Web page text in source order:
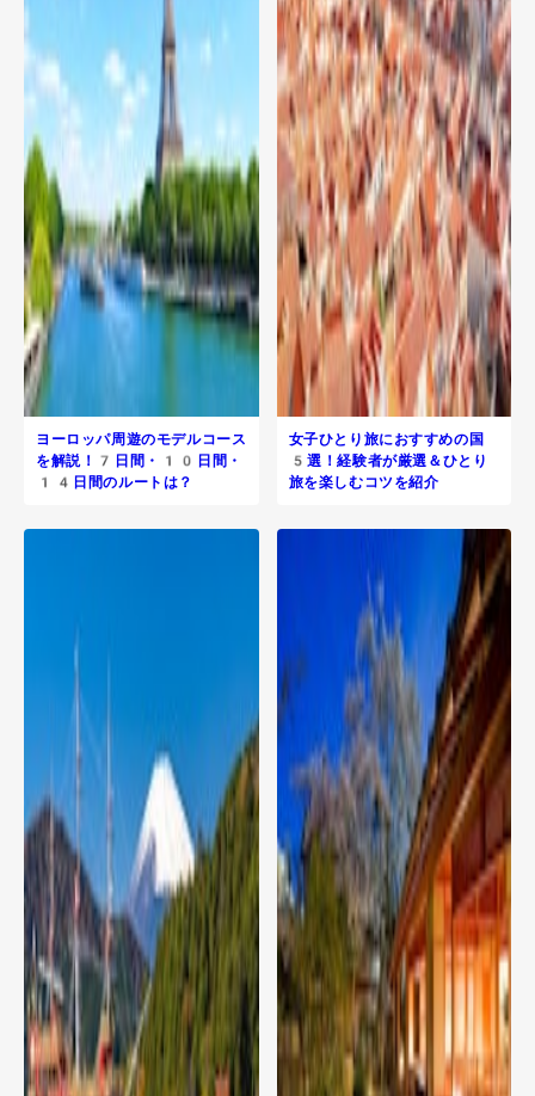
ヨーロッパ周遊のモデルコース
を解説！7日間・10日間・
14日間のルートは？
女子ひとり旅におすすめの国
5選！経験者が厳選＆ひとり
旅を楽しむコツを紹介